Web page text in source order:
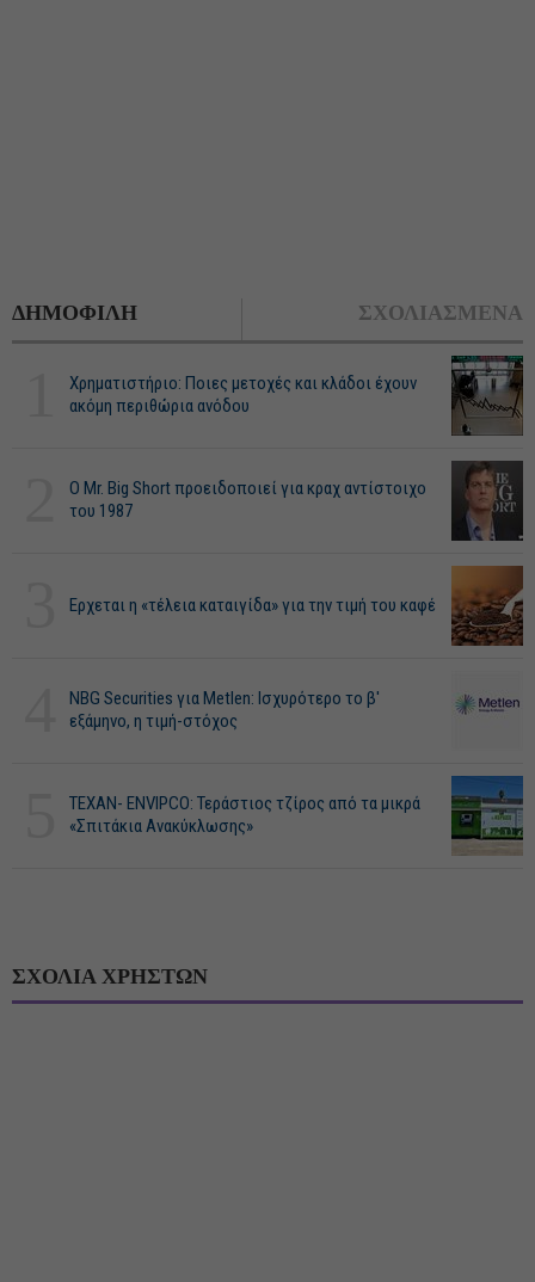
ΔΗΜΟΦΙΛΗ ΣΧΟΛΙΑΣΜΕΝΑ
Χρηματιστήριο: Ποιες μετοχές και κλάδοι έχουν
ακόμη περιθώρια ανόδου
O Mr. Big Short προειδοποιεί για κραχ αντίστοιχο
του 1987
Ερχεται η «τέλεια καταιγίδα» για την τιμή του καφέ
NBG Securities για Metlen: Ισχυρότερο το β'
εξάμηνο, η τιμή-στόχος
ΤΕΧΑΝ- ENVIPCO: Τεράστιος τζίρος από τα μικρά
«Σπιτάκια Ανακύκλωσης»
ΣΧΟΛΙΑ ΧΡΗΣΤΩΝ